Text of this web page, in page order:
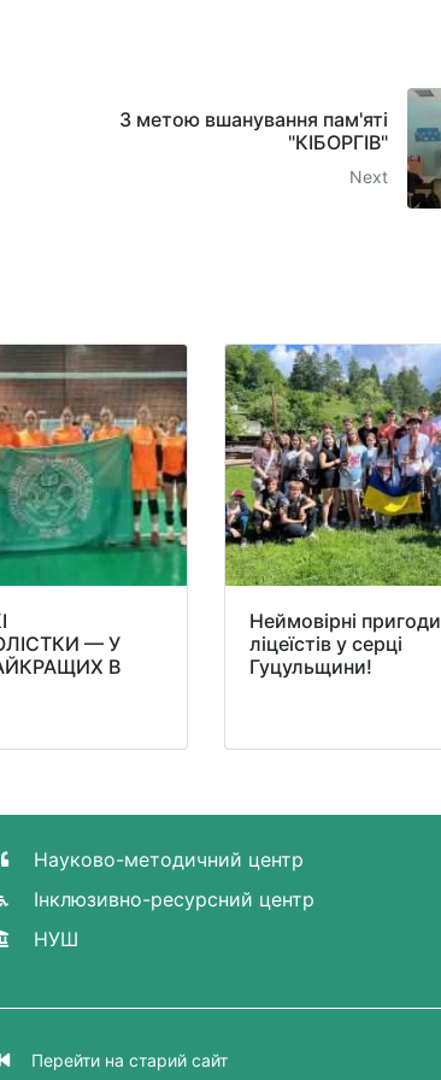
З метою вшанування пам'яті
"КІБОРГІВ"
Next
— У
В
Неймовірні пригоди
ліцеїстів у серці
Гуцульщини!
Науково-методичний центр
Інклюзивно-ресурсний центр
НУШ
Перейти на старий сайт